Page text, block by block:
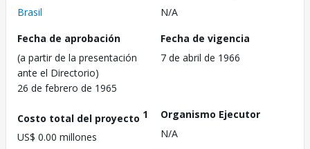
Brasil
N/A
Fecha de aprobación
(a partir de la presentación
ante el Directorio)
26 de febrero de 1965
Fecha de vigencia
7 de abril de 1966
Costo total del proyecto 1
US$ 0.00 millones
Organismo Ejecutor
N/A